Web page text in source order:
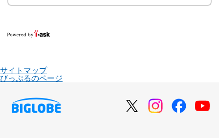
サイトマップ
びっぷるのページ